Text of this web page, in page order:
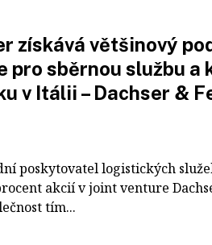
získává většinový
pro sběrnou službu a
v Itálii – Dachser &
poskytovatel logistických
akcií v joint venture
tím...